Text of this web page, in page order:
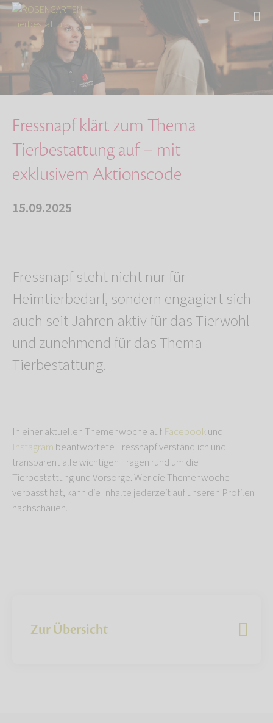
Start Über uns
Aktuelles
Fressnapf klärt zum Thema Tierbestattung auf …
Fressnapf klärt zum Thema
Tierbestattung auf – mit
exklusivem Aktionscode
15.09.2025
Fressnapf steht nicht nur für
Heimtierbedarf, sondern engagiert sich
auch seit Jahren aktiv für das Tierwohl –
und zunehmend für das Thema
Tierbestattung.
In einer aktuellen Themenwoche auf Facebookund
Instagram beantwortete Fressnapf verständlich und
transparent alle wichtigen Fragen rund um die
Tierbestattung und Vorsorge. Wer die Themenwoche
verpasst hat, kann die Inhalte jederzeit auf unseren Profilen
nachschauen.
Zur Übersicht